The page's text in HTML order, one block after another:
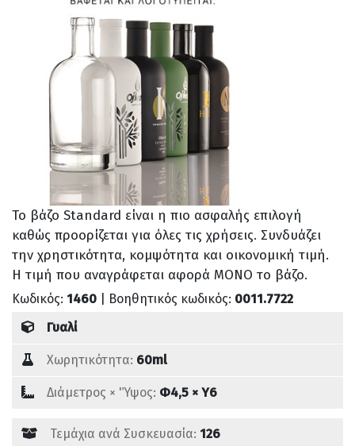
Το βάζο Standard είναι η πιο ασφαλής επιλογή
καθώς προορίζεται για όλες τις χρήσεις. Συνδυάζει
την χρηστικότητα, κομψότητα και οικονομική τιμή.
Η τιμή που αναγράφεται αφορά ΜΟΝΟ το βάζο.
Κωδικός: 1460 | Βοηθητικός κωδικός: 0011.7722
Γυαλί
Χωρητικότητα: 60ml
Διάμετρος × 'Ύψος: Φ4,5 × Υ6
Τεμάχια ανά Συσκευασία: 126